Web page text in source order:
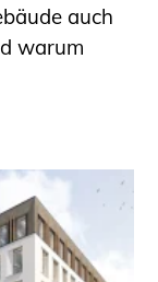
auch
warum